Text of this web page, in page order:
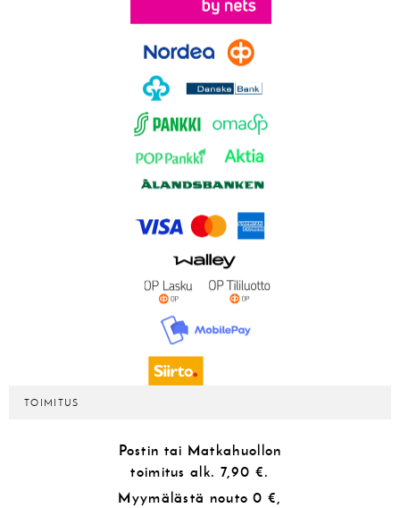
TOIMITUS
Postin tai Matkahuollon
toimitus alk. 7,90 €.
Myymälästä nouto 0 €,